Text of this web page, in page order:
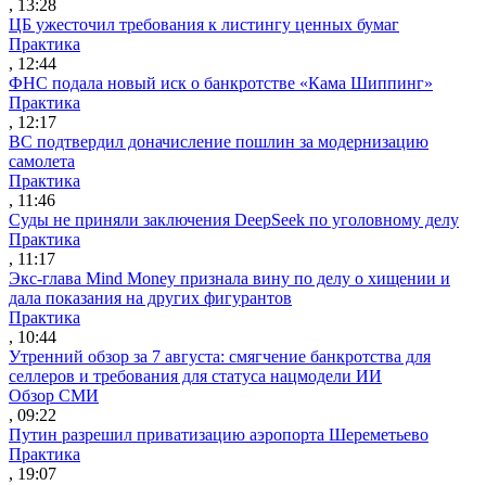
, 13:28
ЦБ ужесточил требования к листингу ценных бумаг
Практика
, 12:44
ФНС подала новый иск о банкротстве «Кама Шиппинг»
Практика
, 12:17
ВС подтвердил доначисление пошлин за модернизацию
самолета
Практика
, 11:46
Суды не приняли заключения DeepSeek по уголовному делу
Практика
, 11:17
Экс-глава Mind Money признала вину по делу о хищении и
дала показания на других фигурантов
Практика
, 10:44
Утренний обзор за 7 августа: смягчение банкротства для
селлеров и требования для статуса нацмодели ИИ
Обзор СМИ
, 09:22
Путин разрешил приватизацию аэропорта Шереметьево
Практика
, 19:07